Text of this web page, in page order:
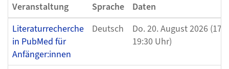
Veranstaltung Sprache
Daten
Literaturrecherche
in PubMed für
Anfänger:innen
Deutsch
Do. 20. August 2026
19:30 Uhr)